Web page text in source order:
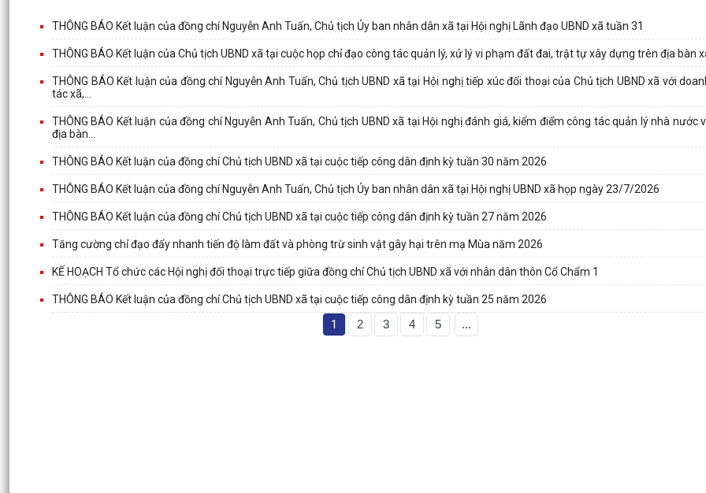
THÔNG BÁO Kết luận của đồng chí Nguyễn Anh Tuấn, Chủ tịch Ủy ban nhân dân xã tại Hội nghị Lãnh đạo UBND xã tuần 31
THÔNG BÁO Kết luận của Chủ tịch UBND xã tại cuộc họp chỉ đạo công tác quản lý, xử lý vi phạm đất đai, trật tự xây dựng trên địa bàn
THÔNG BÁO Kết luận của đồng chí Nguyễn Anh Tuấn, Chủ tịch UBND xã tại Hội nghị tiếp xúc đối thoại của Chủ tịch UBND xã với
tác xã,...
THÔNG BÁO Kết luận của đồng chí Nguyễn Anh Tuấn, Chủ tịch UBND xã tại Hội nghị đánh giá, kiểm điểm công tác quản lý nhà nước
địa bàn...
THÔNG BÁO Kết luận của đồng chí Chủ tịch UBND xã tại cuộc tiếp công dân định kỳ tuần 30 năm 2026
THÔNG BÁO Kết luận của đồng chí Nguyễn Anh Tuấn, Chủ tịch Ủy ban nhân dân xã tại Hội nghị UBND xã họp ngày 23/7/2026
THÔNG BÁO Kết luận của đồng chí Chủ tịch UBND xã tại cuộc tiếp công dân định kỳ tuần 27 năm 2026
Tăng cường chỉ đạo đẩy nhanh tiến độ làm đất và phòng trừ sinh vật gây hại trên mạ Mùa năm 2026
KẾ HOẠCH Tổ chức các Hội nghị đối thoại trực tiếp giữa đồng chí Chủ tịch UBND xã với nhân dân thôn Cổ Chẩm 1
THÔNG BÁO Kết luận của đồng chí Chủ tịch UBND xã tại cuộc tiếp công dân định kỳ tuần 25 năm 2026
1 2 3 4 5 ...